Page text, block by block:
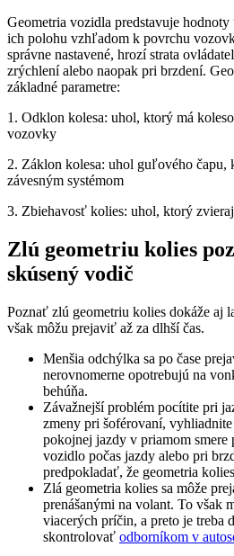
Geometria vozidla predstavuje hodnoty
ich polohu vzhľadom k povrchu
správne nastavené, hrozí strata
zrýchlení alebo naopak pri brzdení.
základné parametre:
1. Odklon kolesa: uhol, ktorý má
vozovky
2. Záklon kolesa: uhol guľového čapu,
závesným systémom
3. Zbiehavosť kolies: uhol, ktorý
Zlú geometriu kolies
skúsený vodič
Poznať zlú geometriu kolies dokáže aj
však môžu prejaviť až za dlhší čas.
Menšia odchýlka sa po čase
nerovnomerne opotrebujú na
behúňa.
Závažnejší problém pocítite pri
zmeny pri šoférovaní,
pokojnej jazdy v priamom
vozidlo počas jazdy alebo pri
predpokladať, že geometria
Zlá geometria kolies sa môže
prenášanými na volant. To však
viacerých príčin, a preto je treba
skontrolovať odborníkom v